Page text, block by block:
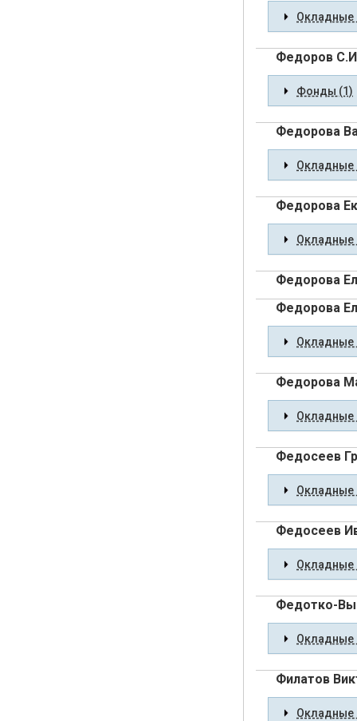
Окладные
Федоров
Фонды (1)
Федорова
Окладные
Федорова
Окладные
Федорова
Федорова
Окладные
Федорова
Окладные
Федосеев
Окладные
Федосеев
Окладные
Федотко-
Окладные
Филатов
Окладные